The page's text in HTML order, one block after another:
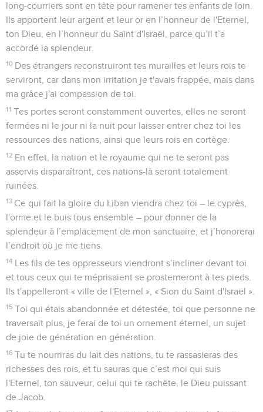
long-courriers sont en tête pour ramener tes enfants de loin.
Ils apportent leur argent et leur or en l’honneur de l'Eternel,
ton Dieu, en l’honneur du Saint d'Israël, parce qu’il t’a
accordé la splendeur.
10 Des étrangers reconstruiront tes murailles et leurs rois te
serviront, car dans mon irritation je t'avais frappée, mais dans
ma grâce j'ai compassion de toi.
11 Tes portes seront constamment ouvertes, elles ne seront
fermées ni le jour ni la nuit pour laisser entrer chez toi les
ressources des nations, ainsi que leurs rois en cortège.
12 En effet, la nation et le royaume qui ne te seront pas
asservis disparaîtront, ces nations-là seront totalement
ruinées.
13 Ce qui fait la gloire du Liban viendra chez toi – le cyprès,
l'orme et le buis tous ensemble – pour donner de la
splendeur à l’emplacement de mon sanctuaire, et j’honorerai
l’endroit où je me tiens.
14 Les fils de tes oppresseurs viendront s’incliner devant toi
et tous ceux qui te méprisaient se prosterneront à tes pieds.
Ils t'appelleront « ville de l'Eternel », « Sion du Saint d'Israël ».
15 Toi qui étais abandonnée et détestée, toi que personne ne
traversait plus, je ferai de toi un ornement éternel, un sujet
de joie de génération en génération.
16 Tu te nourriras du lait des nations, tu te rassasieras des
richesses des rois, et tu sauras que c’est moi qui suis
l'Eternel, ton sauveur, celui qui te rachète, le Dieu puissant
de Jacob.